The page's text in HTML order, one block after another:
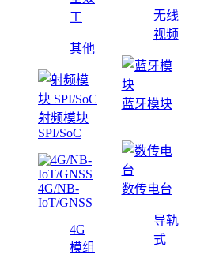
工
其他
射频模块
SPI/SoC
无线
视频
蓝牙模块
4G/NB-
IoT/GNSS
4G
模组
数传电台
导轨
式